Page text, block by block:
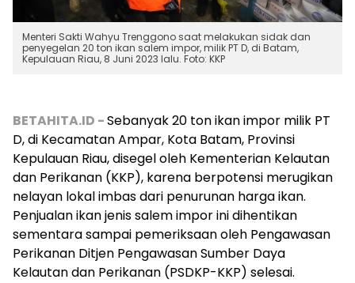
Menteri Sakti Wahyu Trenggono saat melakukan sidak dan
penyegelan 20 ton ikan salem impor, milik PT D, di Batam,
Kepulauan Riau, 8 Juni 2023 lalu. Foto: KKP
BETAHITA.ID -Sebanyak 20 ton ikan impor milik PT
D, di Kecamatan Ampar, Kota Batam, Provinsi
Kepulauan Riau, disegel oleh Kementerian Kelautan
dan Perikanan (KKP), karena berpotensi merugikan
nelayan lokal imbas dari penurunan harga ikan.
Penjualan ikan jenis salem impor ini dihentikan
sementara sampai pemeriksaan oleh Pengawasan
Perikanan Ditjen Pengawasan Sumber Daya
Kelautan dan Perikanan (PSDKP-KKP) selesai.